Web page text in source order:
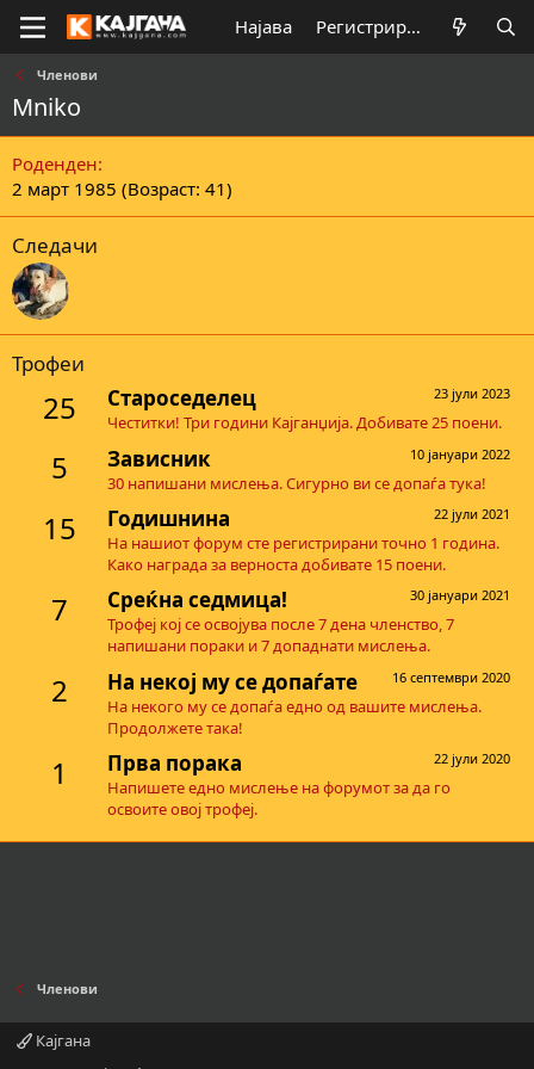
Најава Регистрирај се
Членови
Mniko
Роденден
2 март 1985 (Возраст: 41)
Следачи
Трофеи
25 23 јули 2023
Староседелец
Честитки! Три години Кајганџија. Добивате 25 поени.
5 10 јануари 2022
Зависник
30 напишани мислења. Сигурно ви се допаѓа тука!
15 22 јули 2021
Годишнина
На нашиот форум сте регистрирани точно 1 година.
Како награда за верноста добивате 15 поени.
7 30 јануари 2021
Среќна седмица!
Трофеј кој се освојува после 7 дена членство, 7
напишани пораки и 7 допаднати мислења.
2 16 септември 2020
На некој му се допаѓате
На некого му се допаѓа едно од вашите мислења.
Продолжете така!
1 22 јули 2020
Прва порака
Напишете едно мислење на форумот за да го
освоите овој трофеј.
Членови
Кајгана